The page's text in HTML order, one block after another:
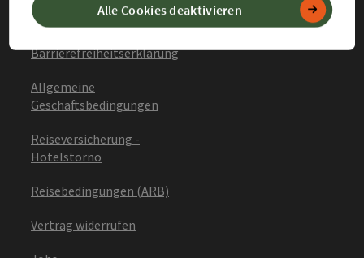
Datenschutz
Barrierefreiheitserklärung
Allgemeine
Geschäftsbedingungen
Reiseversicherung -
Hotelstorno
Reisebedingungen (ARB)
Vertrag widerrufen
Alle Cookies deaktivieren